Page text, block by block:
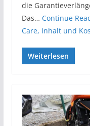
die
Das… Continue
Care, Inhalt und
Weiterlesen